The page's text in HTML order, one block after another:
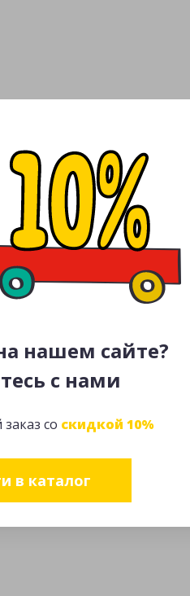
нашем сайте?
с нами
со скидкой 10%
в каталог